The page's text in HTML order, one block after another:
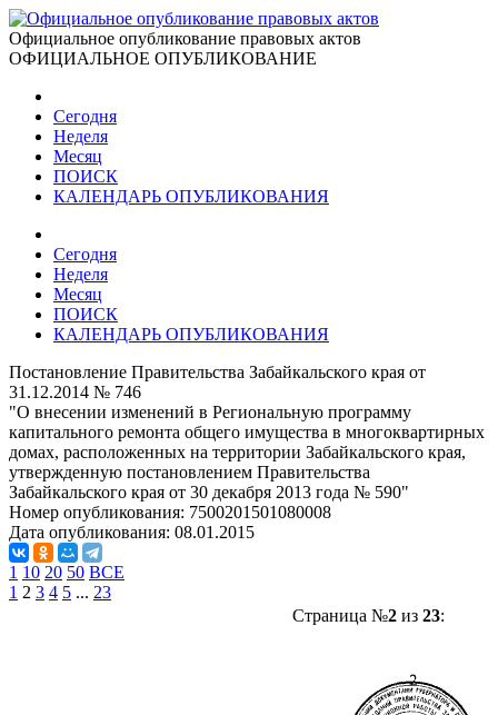
Официальное опубликование правовых актов
ОФИЦИАЛЬНОЕ ОПУБЛИКОВАНИЕ
Сегодня
Неделя
Месяц
ПОИСК
КАЛЕНДАРЬ ОПУБЛИКОВАНИЯ
Сегодня
Неделя
Месяц
ПОИСК
КАЛЕНДАРЬ ОПУБЛИКОВАНИЯ
Постановление Правительства Забайкальского края от
31.12.2014 № 746
"О внесении изменений в Региональную программу
капитального ремонта общего имущества в многоквартирных
домах, расположенных на территории Забайкальского края,
утвержденную постановлением Правительства
Забайкальского края от 30 декабря 2013 года № 590"
Номер опубликования: 7500201501080008
Дата опубликования: 08.01.2015
1 10 20 50 ВСЕ
1 2 3 4 5 ... 23
Страница №2из 23: